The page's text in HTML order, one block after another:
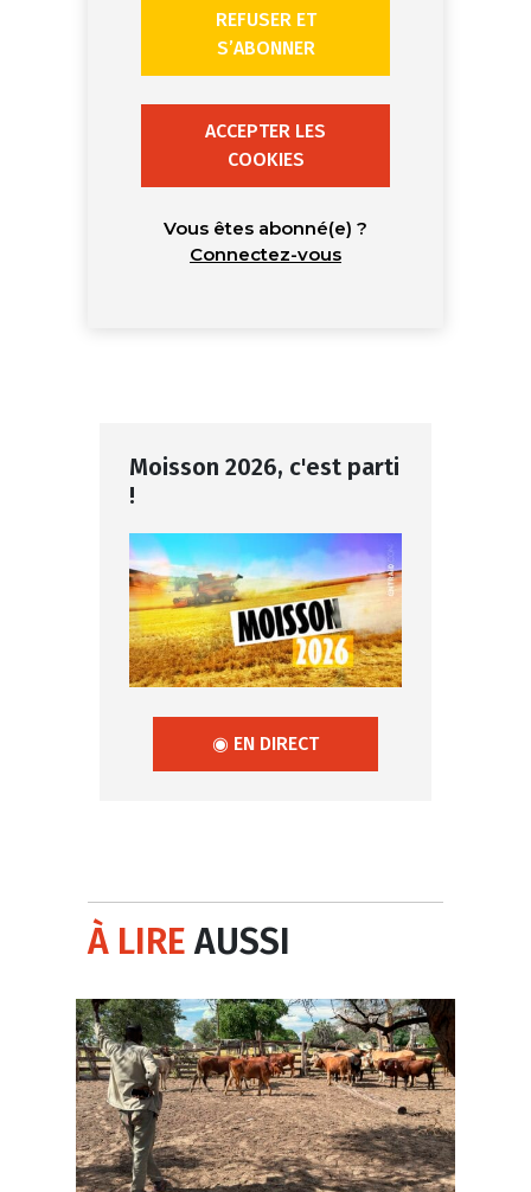
REFUSER ET
S’ABONNER
ACCEPTER LES
COOKIES
Vous êtes abonné(e) ?
Connectez-vous
Moisson 2026, c'est parti
!
◉ EN DIRECT
À LIREAUSSI